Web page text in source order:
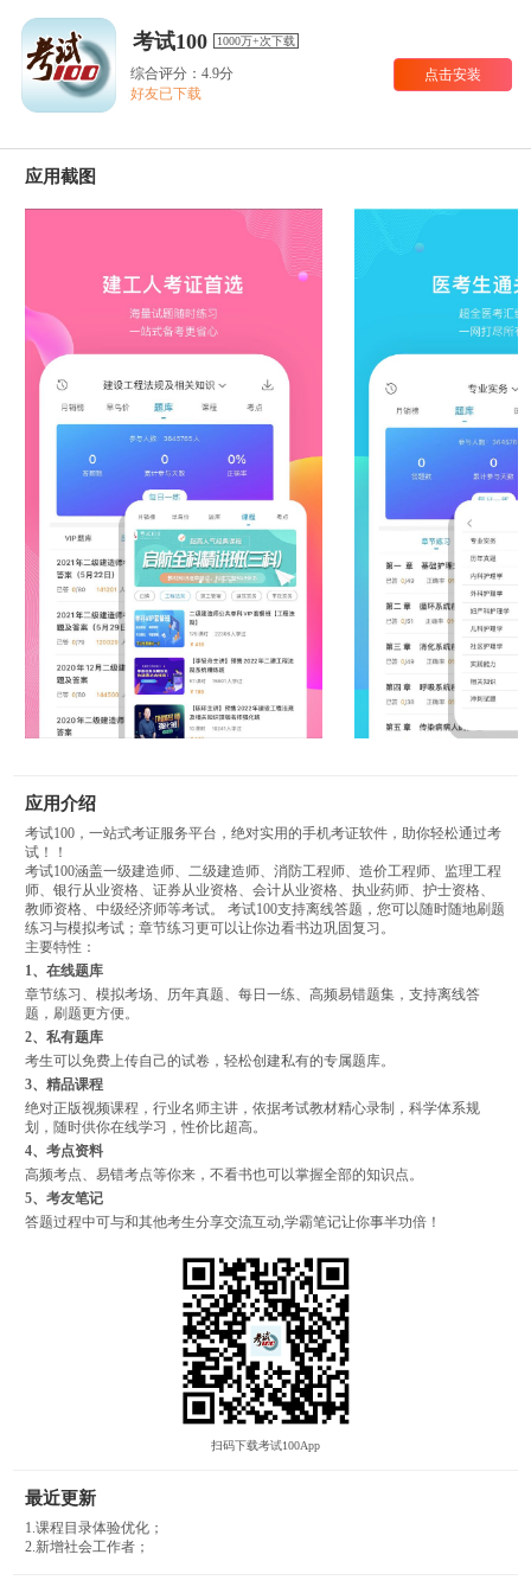
考试100 1000万+次下载
综合评分：4.9分
好友已下载
点击安装
应用截图
应用介绍
考试100，一站式考证服务平台，绝对实用的手机考证软件，助你轻松通过考
试！！
考试100涵盖一级建造师、二级建造师、消防工程师、造价工程师、监理工程
师、银行从业资格、证券从业资格、会计从业资格、执业药师、护士资格、
教师资格、中级经济师等考试。 考试100支持离线答题，您可以随时随地刷题
练习与模拟考试；章节练习更可以让你边看书边巩固复习。
主要特性：
1、在线题库
章节练习、模拟考场、历年真题、每日一练、高频易错题集，支持离线答
题，刷题更方便。
2、私有题库
考生可以免费上传自己的试卷，轻松创建私有的专属题库。
3、精品课程
绝对正版视频课程，行业名师主讲，依据考试教材精心录制，科学体系规
划，随时供你在线学习，性价比超高。
4、考点资料
高频考点、易错考点等你来，不看书也可以掌握全部的知识点。
5、考友笔记
答题过程中可与和其他考生分享交流互动,学霸笔记让你事半功倍！
扫码下载考试100App
最近更新
1.课程目录体验优化；
2.新增社会工作者；